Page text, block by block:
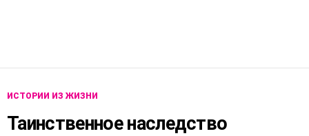
ИСТОРИИ ИЗ ЖИЗНИ
Таинственное наследство